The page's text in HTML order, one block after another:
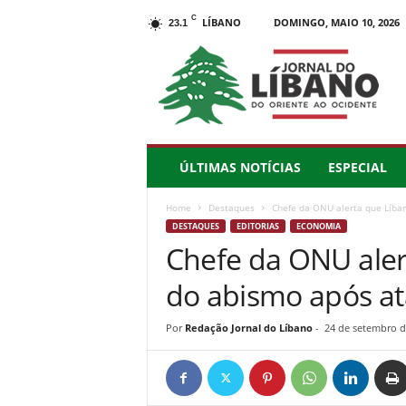
23.1 C LÍBANO DOMINGO, MAIO 10, 2026
o
ÚLTIMAS NOTÍCIAS ESPECIAL
Home Destaques Chefe da ONU alerta que
DESTAQUES EDITORIAS ECONOMIA
Chefe da ONU
do abismo após
Por Redação Jornal do Líbano- 24 de setembro